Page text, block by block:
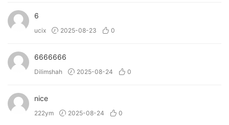
drum sequencer.
• Craft compelling soundscapes and textures inspired by
• Utilise the three distinct effects and four unique macros
for extensive sound manipulation.
personalise the instrument.
→ What can Bloom Vocal Edit do?
6
ucix 2025-08-23 0
6666666
Dilimshah 2025-08-24 0
nice
222ym 2025-08-24 0